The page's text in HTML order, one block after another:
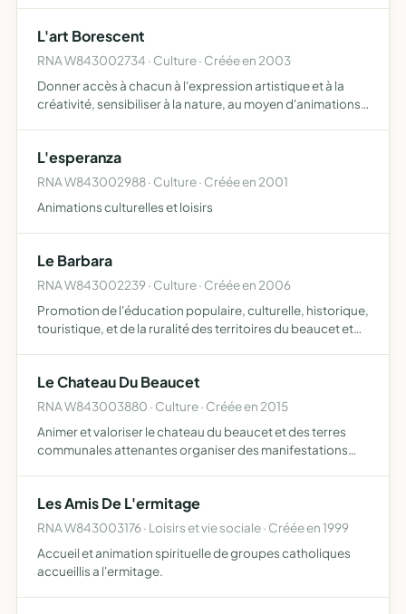
L'art Borescent
RNA W843002734 · Culture · Créée en 2003
Donner accès à chacun à l'expression artistique et à la
créativité, sensibiliser à la nature, au moyen d'animations
éch…
L'esperanza
RNA W843002988 · Culture · Créée en 2001
Animations culturelles et loisirs
Le Barbara
RNA W843002239 · Culture · Créée en 2006
Promotion de l'éducation populaire, culturelle, historique,
touristique, et de la ruralité des territoires du beaucet et
Le Chateau Du Beaucet
RNA W843003880 · Culture · Créée en 2015
Animer et valoriser le chateau du beaucet et des terres
communales attenantes organiser des manifestations
Les Amis De L'ermitage
RNA W843003176 · Loisirs et vie sociale · Créée en 1999
Accueil et animation spirituelle de groupes catholiques
accueillis a l'ermitage.